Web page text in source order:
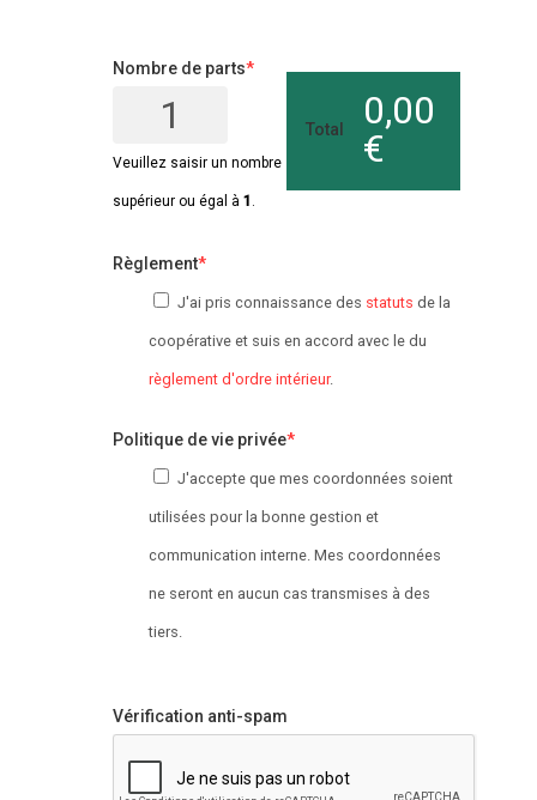
Nombre de parts*
Veuillez saisir un nombre
supérieur ou égal à 1 .
Total
0,00
€
Règlement*
J'ai pris connaissance des statuts de la
coopérative et suis en accord avec le du
règlement d'ordre intérieur.
Politique de vie privée*
J'accepte que mes coordonnées soient
utilisées pour la bonne gestion et
communication interne. Mes coordonnées
ne seront en aucun cas transmises à des
tiers.
Vérification anti-spam